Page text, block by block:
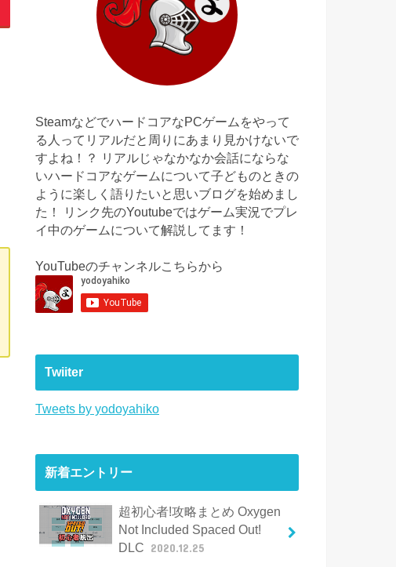
SteamなどでハードコアなPCゲームをやって
る人ってリアルだと周りにあまり見かけないで
すよね！？ リアルじゃなかなか会話にならな
いハードコアなゲームについて子どものときの
ように楽しく語りたいと思いブログを始めまし
た！ リンク先のYoutubeではゲーム実況でプレ
イ中のゲームについて解説してます！
YouTubeのチャンネルこちらから
Twiiter
Tweets by yodoyahiko
新着エントリー
超初心者!攻略まとめ Oxygen
Not Included Spaced Out!
DLC 2020.12.25